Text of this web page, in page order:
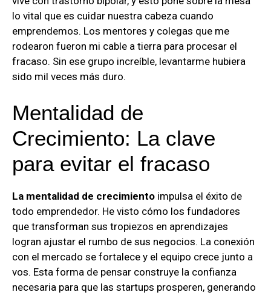
lo vital que es cuidar nuestra cabeza cuando
emprendemos. Los mentores y colegas que me
rodearon fueron mi cable a tierra para procesar el
fracaso. Sin ese grupo increíble, levantarme hubiera
sido mil veces más duro.
Mentalidad de
Crecimiento: La clave
para evitar el fracaso
La mentalidad de crecimiento impulsa el éxito de
todo emprendedor. He visto cómo los fundadores
que transforman sus tropiezos en aprendizajes
logran ajustar el rumbo de sus negocios. La conexión
con el mercado se fortalece y el equipo crece junto a
vos. Esta forma de pensar construye la confianza
necesaria para que las startups prosperen, generando